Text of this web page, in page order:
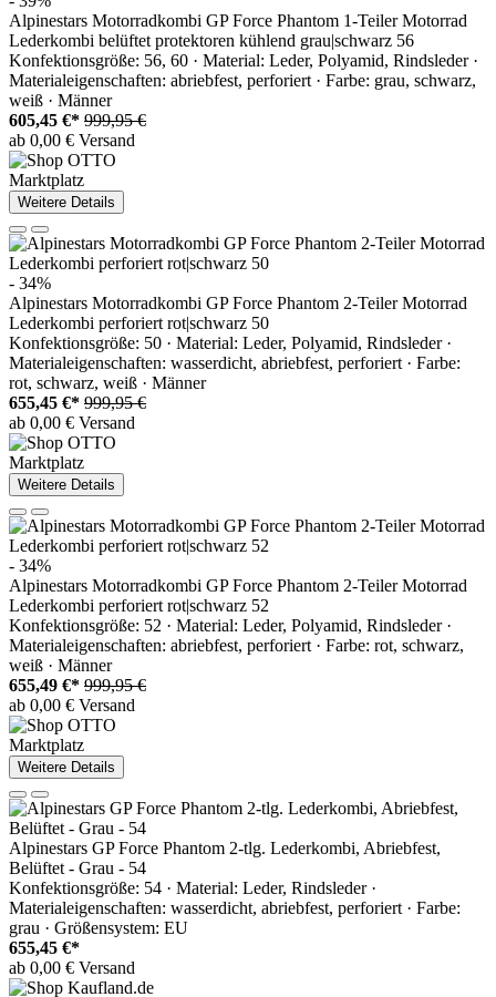
Alpinestars Motorradkombi GP Force Phantom 1-Teiler Motorrad
Lederkombi belüftet protektoren kühlend grau|schwarz 56
Konfektionsgröße: 56, 60 · Material: Leder, Polyamid, Rindsleder ·
Materialeigenschaften: abriebfest, perforiert · Farbe: grau, schwarz,
weiß · Männer
605,45 €* 999,95 €
ab 0,00 € Versand
Marktplatz
Weitere Details
- 34%
Alpinestars Motorradkombi GP Force Phantom 2-Teiler Motorrad
Lederkombi perforiert rot|schwarz 50
Konfektionsgröße: 50 · Material: Leder, Polyamid, Rindsleder ·
Materialeigenschaften: wasserdicht, abriebfest, perforiert · Farbe:
rot, schwarz, weiß · Männer
655,45 €* 999,95 €
ab 0,00 € Versand
Marktplatz
Weitere Details
- 34%
Alpinestars Motorradkombi GP Force Phantom 2-Teiler Motorrad
Lederkombi perforiert rot|schwarz 52
Konfektionsgröße: 52 · Material: Leder, Polyamid, Rindsleder ·
Materialeigenschaften: abriebfest, perforiert · Farbe: rot, schwarz,
weiß · Männer
655,49 €* 999,95 €
ab 0,00 € Versand
Marktplatz
Weitere Details
Alpinestars GP Force Phantom 2-tlg. Lederkombi, Abriebfest,
Belüftet - Grau - 54
Konfektionsgröße: 54 · Material: Leder, Rindsleder ·
Materialeigenschaften: wasserdicht, abriebfest, perforiert · Farbe:
grau · Größensystem: EU
655,45 €*
ab 0,00 € Versand